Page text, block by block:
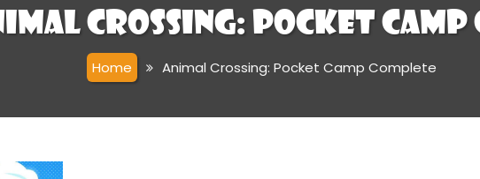
Crossing: Pocket
Home Animal Crossing: Pocket Camp Complete